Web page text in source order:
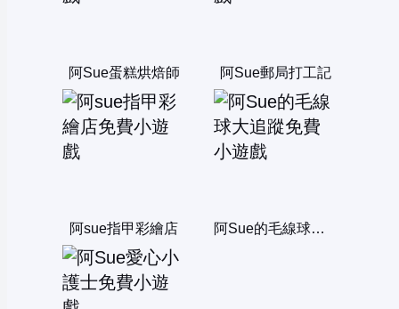
阿Sue蛋糕烘焙師 阿Sue郵局打工記
阿sue指甲彩繪店 阿Sue的毛線球大追蹤